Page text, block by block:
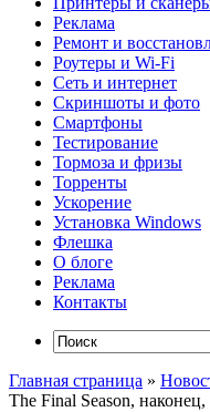
Реклама
Ремонт и
Роутеры и Wi-Fi
Сеть и интернет
Скриншоты и фото
Смартфоны
Тестирование
Тормоза и фризы
Торренты
Ускорение
Установка Windows
Флешка
О блоге
Реклама
Контакты
Главная страница »
The Final Season,